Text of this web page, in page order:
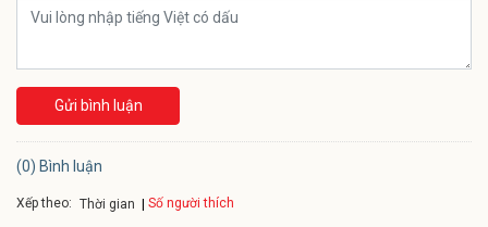
Gửi bình luận
(0) Bình luận
Xếp theo: Thời gian Số người thích